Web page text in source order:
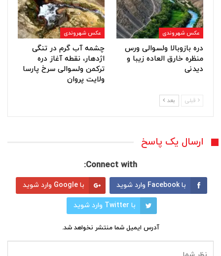
عکس شهروندی
دره بازوبالا ولسوالی ورس
منظره خارق العاده زیبا و
دیدنی
عکس شهروندی
چشمه آب گرم در تنگی
اژدهار، نقطه آغاز دره
ترکمن ولسوالی سرخ پارسا
ولایت پروان
قبلی بعد
ارسال یک پاسخ
Connect with:
با Facebook وارد شوید با Google وارد شوید
با Twitter وارد شوید
آدرس ایمیل شما منتشر نخواهد شد.